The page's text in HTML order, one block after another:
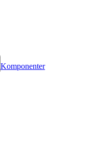
Komponenter